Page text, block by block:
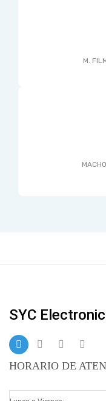
M.
SYC
HORARIO DE